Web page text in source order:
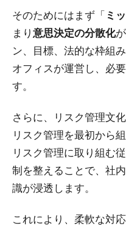
そのためにはまず「 ミ
まり 意思決定の分散化
ン、目標、法的な枠組
オフィスが運営し、必
す。
さらに、リスク管理文
リスク管理を最初から
リスク管理に取り組む
制を整えることで、社
識が浸透します。
これにより、柔軟な対